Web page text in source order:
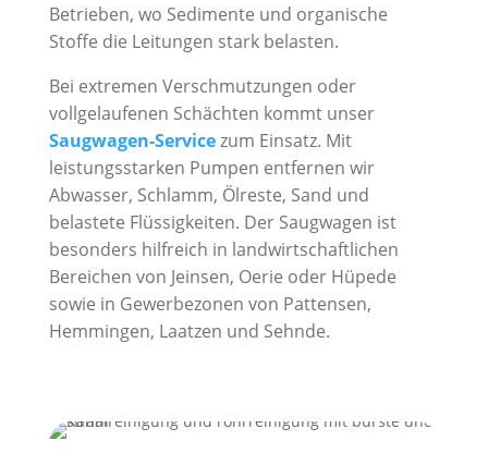
Betrieben, wo Sedimente und organische
Stoffe die Leitungen stark belasten.
Bei extremen Verschmutzungen oder
vollgelaufenen Schächten kommt unser
Saugwagen-Servicezum Einsatz. Mit
leistungsstarken Pumpen entfernen wir
Abwasser, Schlamm, Ölreste, Sand und
belastete Flüssigkeiten. Der Saugwagen ist
besonders hilfreich in landwirtschaftlichen
Bereichen von Jeinsen, Oerie oder Hüpede
sowie in Gewerbezonen von Pattensen,
Hemmingen, Laatzen und Sehnde.